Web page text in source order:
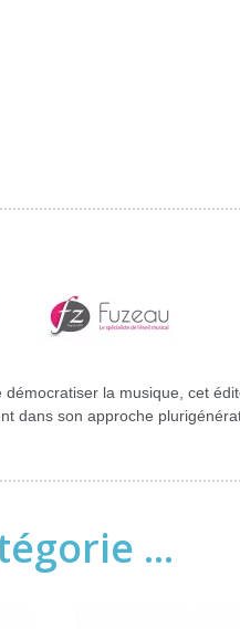
la musique, cet
dans son approche
...